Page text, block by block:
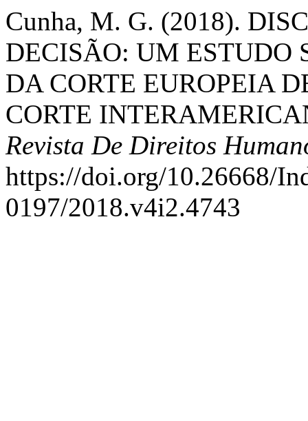
Cunha, M. G. (2018).
DECISÃO: UM ESTUDO
DA CORTE EUROPEIA
CORTE
Revista De Direitos
https://doi.org/10.26668/
0197/2018.v4i2.4743